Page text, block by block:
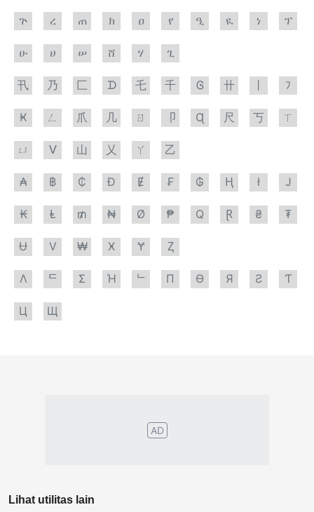
ጕ ረ ጠ ክ ዐ የ ዒ ዪ ነ ፕ
ሁ ሀ ሠ ሸ ሃ ጊ
卂 乃 匚 ᗪ 乇 千 Ꮆ 卄 ﾌ
Ҝ ㄥ 爪 几 ㄖ 卩 Ɋ 尺 丂 ㄒ
ㄩ ᐯ 山 乂 ㄚ 乙
₳ ฿ ₵ Đ Ɇ ₣ ₲ Ⱨ ł J
₭ Ⱡ ₥ ₦ Ø ₱ Q Ɽ ₴ ₮
Ʉ V ₩ Ӿ Ɏ Ⱬ
Λ ᄃ Σ Ή ᄂ П Ө Я Ƨ Ƭ
Ц Щ
AD
Lihat utilitas lain